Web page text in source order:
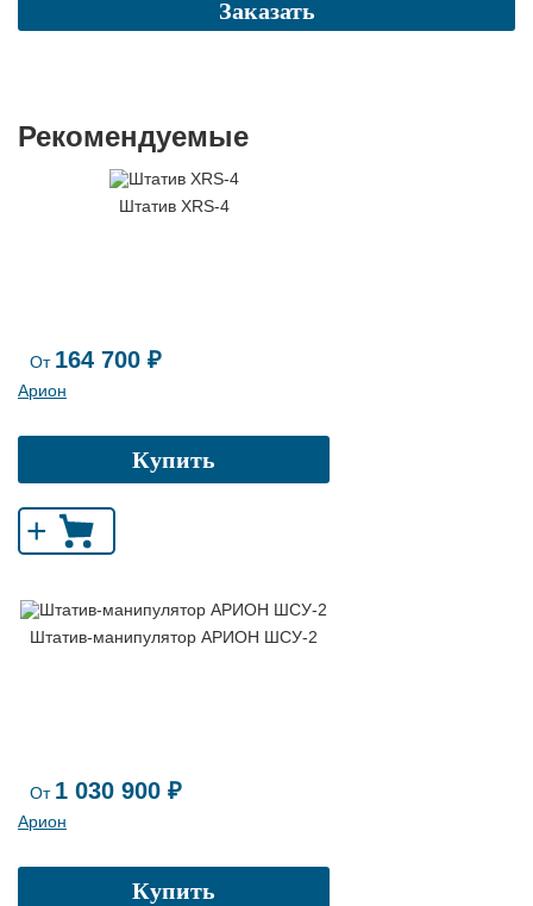
Заказать
Рекомендуемые
Штатив XRS-4
От 164 700 ₽
Арион
Купить
+
Штатив-манипулятор АРИОН ШСУ-2
От 1 030 900 ₽
Арион
Купить